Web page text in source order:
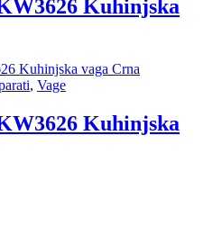
Kuhinjska
, Vage
Kuhinjska